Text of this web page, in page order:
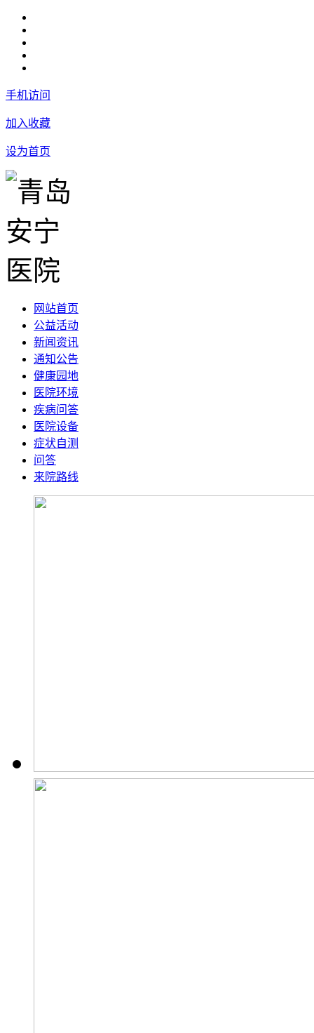
手机访问
加入收藏
设为首页
网站首页
公益活动
新闻资讯
通知公告
健康园地
医院环境
疾病问答
医院设备
症状自测
问答
来院路线